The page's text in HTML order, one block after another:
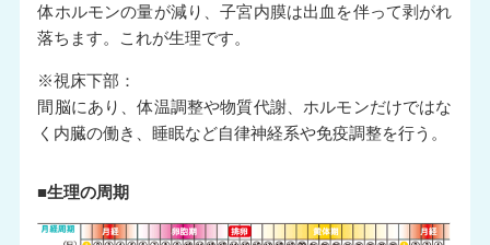
体ホルモンの量が減り、子宮内膜は出血を伴って剥がれ
落ちます。これが生理です。
※視床下部：
間脳にあり、体温調整や物質代謝、ホルモンだけではな
く内臓の働き、睡眠など自律神経系や免疫調整を行う。
■生理の周期